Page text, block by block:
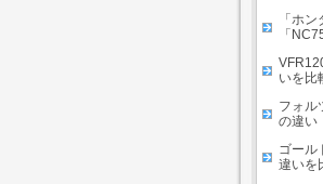
「ホ
「
いを比
フォル
の違い
ゴール
違いを